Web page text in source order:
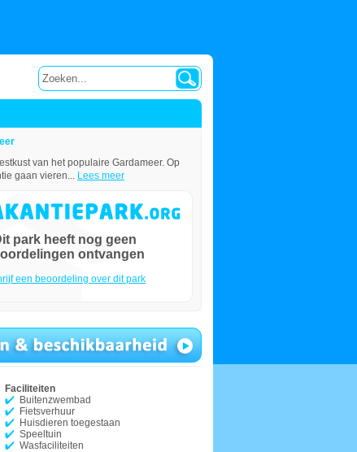
van het populaire Gardameer. Op
gaan vieren... Lees meer
park heeft nog geen
ontvangen
een beoordeling over dit park
Faciliteiten
Buitenzwembad
Fietsverhuur
Huisdieren toegestaan
Speeltuin
Wasfaciliteiten